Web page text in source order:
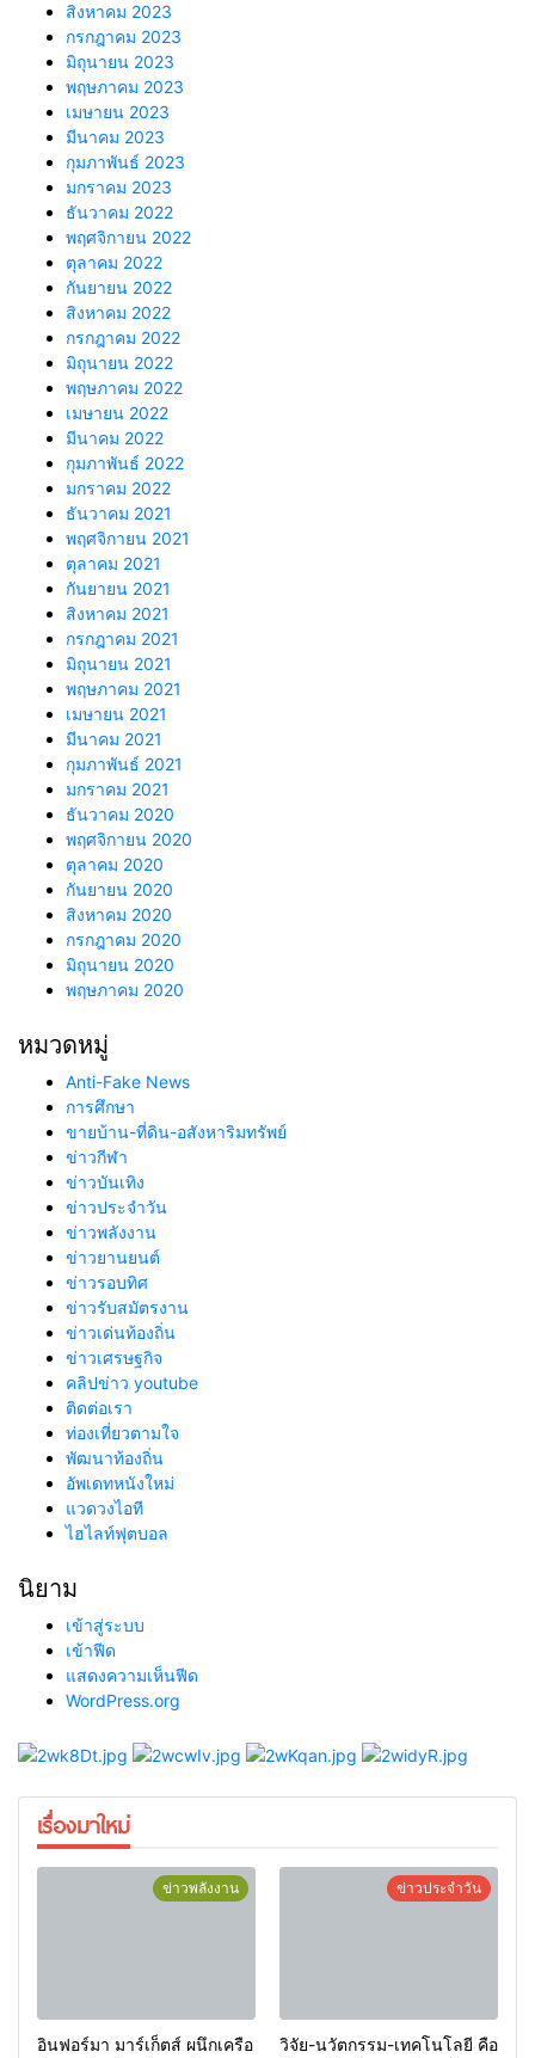
สิงหาคม 2023
กรกฎาคม 2023
มิถุนายน 2023
พฤษภาคม 2023
เมษายน 2023
มีนาคม 2023
กุมภาพันธ์ 2023
มกราคม 2023
ธันวาคม 2022
พฤศจิกายน 2022
ตุลาคม 2022
กันยายน 2022
สิงหาคม 2022
กรกฎาคม 2022
มิถุนายน 2022
พฤษภาคม 2022
เมษายน 2022
มีนาคม 2022
กุมภาพันธ์ 2022
มกราคม 2022
ธันวาคม 2021
พฤศจิกายน 2021
ตุลาคม 2021
กันยายน 2021
สิงหาคม 2021
กรกฎาคม 2021
มิถุนายน 2021
พฤษภาคม 2021
เมษายน 2021
มีนาคม 2021
กุมภาพันธ์ 2021
มกราคม 2021
ธันวาคม 2020
พฤศจิกายน 2020
ตุลาคม 2020
กันยายน 2020
สิงหาคม 2020
กรกฎาคม 2020
มิถุนายน 2020
พฤษภาคม 2020
หมวดหมู่
Anti-Fake News
การศึกษา
ขายบ้าน-ที่ดิน-อสังหาริมทรัพย์
ข่าวกีฬา
ข่าวบันเทิง
ข่าวประจำวัน
ข่าวพลังงาน
ข่าวยานยนต์
ข่าวรอบทิศ
ข่าวรับสมัตรงาน
ข่าวเด่นท้องถิ่น
ข่าวเศรษฐกิจ
คลิปข่าว youtube
ติดต่อเรา
ท่องเที่ยวตามใจ
พัฒนาท้องถิ่น
อัพเดทหนังใหม่
แวดวงไอที
ไฮไลท์ฟุตบอล
นิยาม
เข้าสู่ระบบ
เข้าฟีด
แสดงความเห็นฟีด
WordPress.org
เรื่องมาใหม่
ข่าวพลังงาน
อินฟอร์มา มาร์เก็ตส์ ผนึกเครือ
ข่าวประจำวัน
วิจัย-นวัตกรรม-เทคโนโลยี คือ